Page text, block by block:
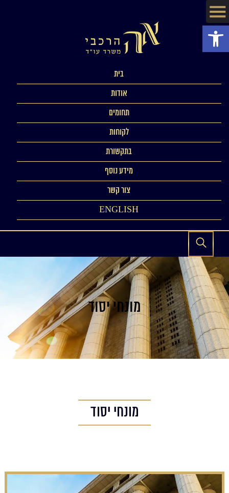
בית
אודות
תחומים
לקוחות
בתקשורת
מידע נוסף
צור קשר
ENGLISH
מונחי יסוד
מונחי יסוד
פתח סרגל נגישות